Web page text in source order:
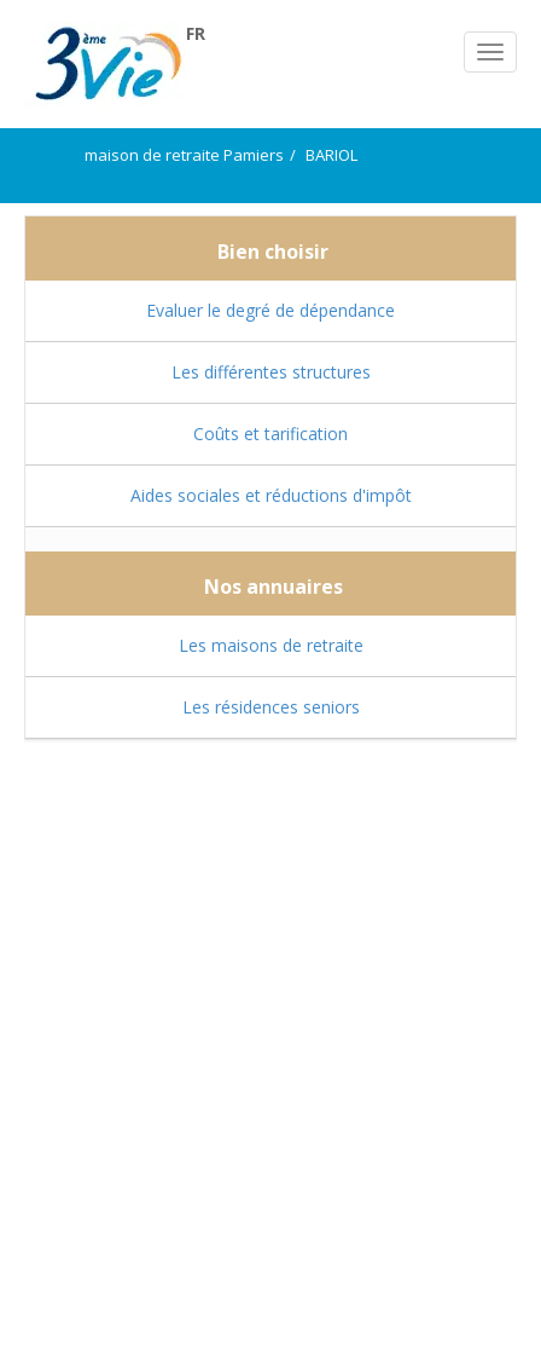
FR
maison de retraite Pamiers BARIOL
Bien choisir
Evaluer le degré de dépendance
Les différentes structures
Coûts et tarification
Aides sociales et réductions d'impôt
Nos annuaires
Les maisons de retraite
Les résidences seniors